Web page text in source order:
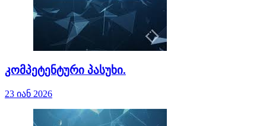
კომპეტენტური პასუხი.
23 იან 2026